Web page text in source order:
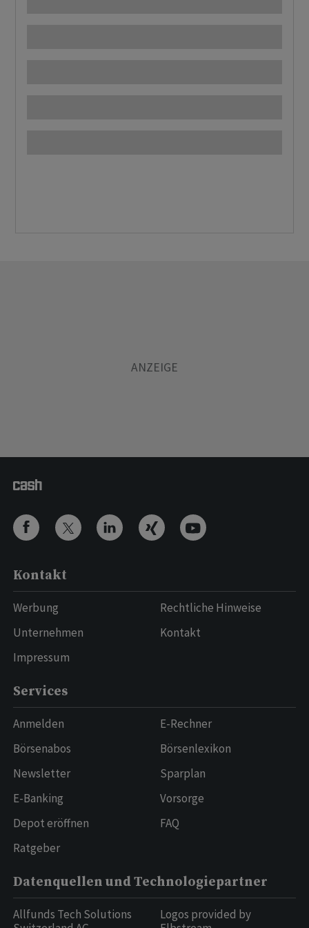
Kontakt
Werbung
Unternehmen
Impressum
Rechtliche Hinweise
Kontakt
Services
Anmelden
Börsenabos
Newsletter
E-Banking
Depot eröffnen
Ratgeber
E-Rechner
Börsenlexikon
Sparplan
Vorsorge
FAQ
Datenquellen und Technologiepartner
Allfunds Tech Solutions
Logos provided by